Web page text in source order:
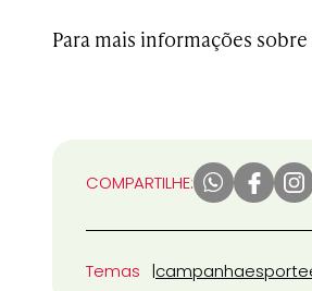
Para mais informações
COMPARTILHE:
Temas campanhaesporte